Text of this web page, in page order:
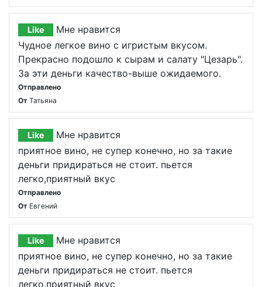
Like
Мне нравится
Чудное легкое вино с игристым вкусом.
Прекрасно подошло к сырам и салату "Цезарь".
За эти деньги качество-выше ожидаемого.
Отправлено
От Татьяна
Like
Мне нравится
приятное вино, не супер конечно, но за такие
деньги придираться не стоит. пьется
легко,приятный вкус
Отправлено
От Евгений
Like
Мне нравится
приятное вино, не супер конечно, но за такие
деньги придираться не стоит. пьется
легко,приятный вкус